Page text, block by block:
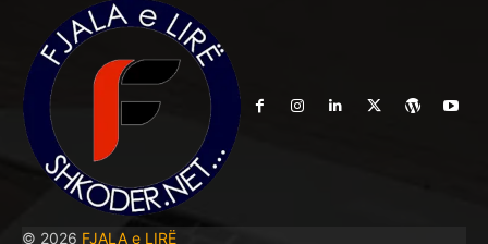
© 2026 FJALA e LIRË